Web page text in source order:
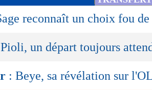
reconnaît un choix fou
un départ toujours
: Beye, sa révélation sur